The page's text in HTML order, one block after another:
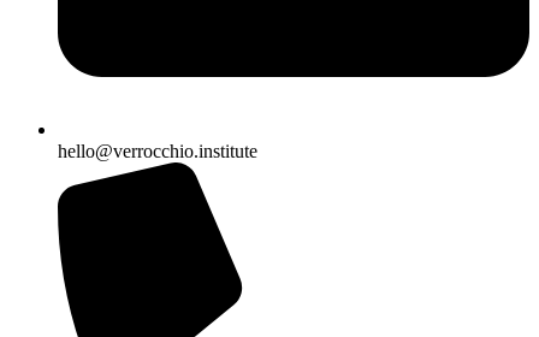
hello@verrocchio.institute